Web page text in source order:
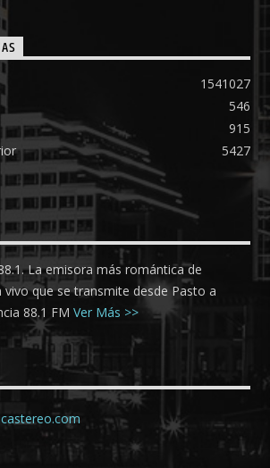
1541027
546
915
5427
La emisora más romántica de
vivo que se transmite desde Pasto a
88.1 FMVer Más >>